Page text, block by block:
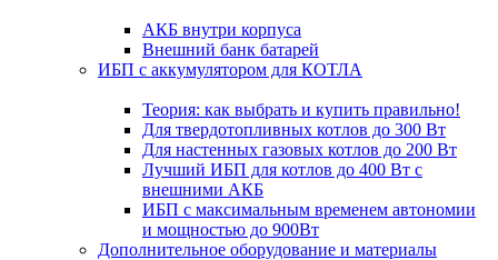
АКБ внутри корпуса
Внешний банк батарей
ИБП с аккумулятором для КОТЛА
Теория: как выбрать и купить правильно!
Для твердотопливных котлов до 300 Вт
Для настенных газовых котлов до 200 Вт
Лучший ИБП для котлов до 400 Вт с
внешними АКБ
ИБП с максимальным временем автономии
и мощностью до 900Вт
Дополнительное оборудование и материалы